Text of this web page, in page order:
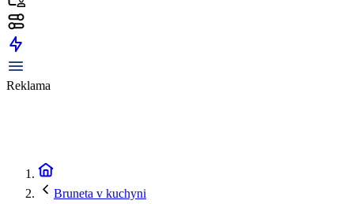
Reklama
Bruneta v kuchyni